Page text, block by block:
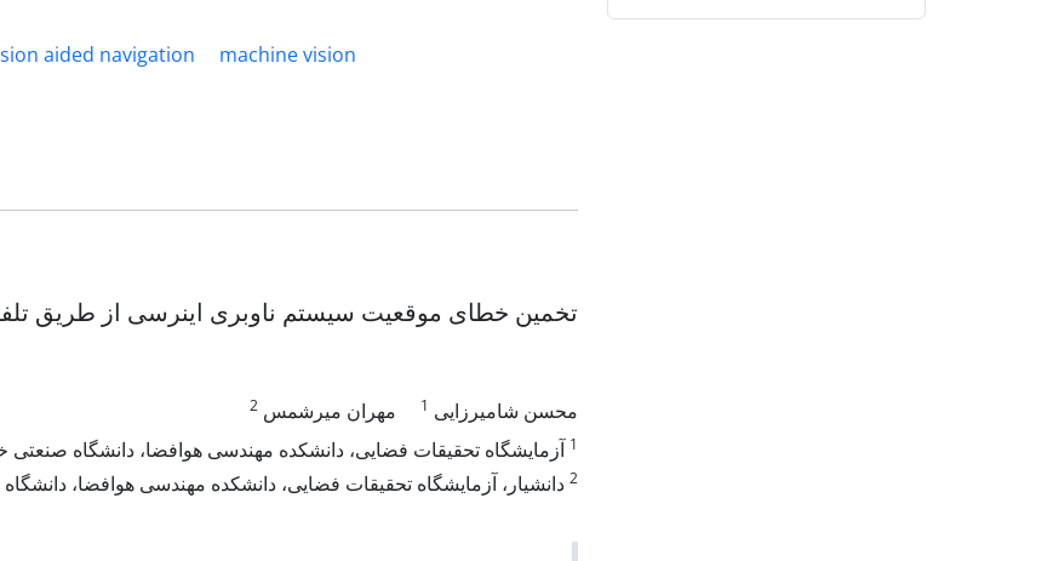
aided navigation
machine vision
تخمین خطای موقعیت سیستم ناوبری اینرسی از طریق
محسن شامیرزایی 1 مهران میرشمس 2
1 آزمایشگاه تحقیقات فضایی، دانشکده مهندسی هوافضا، دانشگاه صنعتی
2 دانشیار، آزمایشگاه تحقیقات فضایی، دانشکده مهندسی هوافضا،